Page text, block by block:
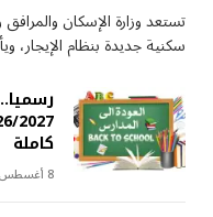
تستعد وزارة الإسكان
سكنية جديدة بنظام الإيجار،
كاملة
8 أغسطس، 2026